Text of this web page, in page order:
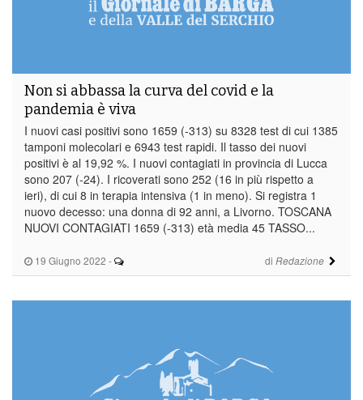
19 Giugno 2022 - di Redazione
Non si abbassa la curva del covid e la
pandemia è viva
I nuovi casi positivi sono 1659 (-313) su 8328 test di cui 1385
tamponi molecolari e 6943 test rapidi. Il tasso dei nuovi
positivi è al 19,92 %. I nuovi contagiati in provincia di Lucca
sono 207 (-24). I ricoverati sono 252 (16 in più rispetto a
ieri), di cui 8 in terapia intensiva (1 in meno). Si registra 1
nuovo decesso: una donna di 92 anni, a Livorno. TOSCANA
NUOVI CONTAGIATI 1659 (-313) età media 45 TASSO...